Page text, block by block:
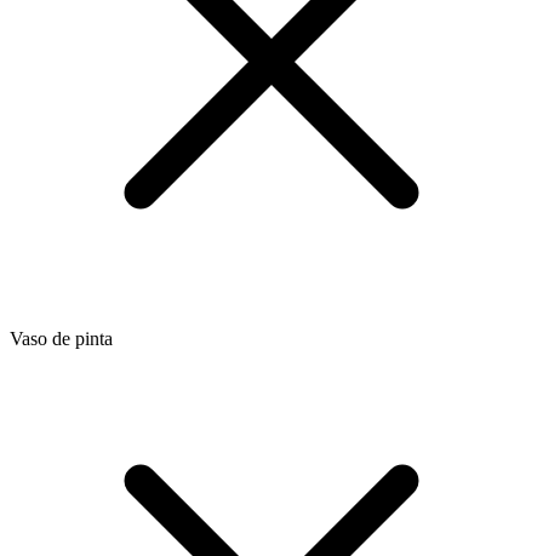
Vaso de pinta